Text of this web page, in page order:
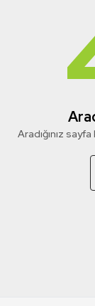
Aradığınız